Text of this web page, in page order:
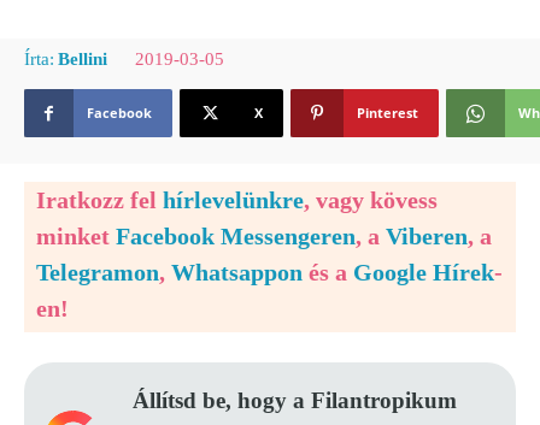
Írta: Bellini 2019-03-05
Facebook X Pinterest
Iratkozz fel hírlevelünkre, vagy kövess
minket Facebook Messengeren, a Viberen, a
Telegramon, Whatsappon és a Google Hírek-
en!
Állítsd be, hogy a Filantropikum